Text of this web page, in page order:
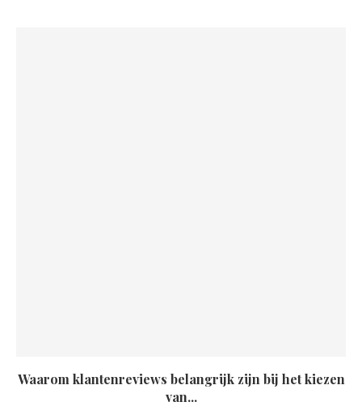
Waarom klantenreviews belangrijk zijn bij het kiezen
van...